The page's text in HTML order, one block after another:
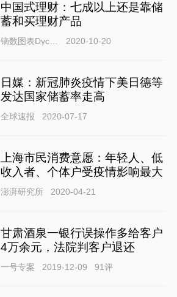
中国式理财：七成以上还是靠储
蓄和买理财产品
镝数图表Dycharts 2020-10-20
日媒：新冠肺炎疫情下美日德等
发达国家储蓄率走高
全球速报 2020-07-17
上海市民消费意愿：年轻人、低
收入者、个体户受疫情影响最大
澎湃研究所 2020-04-21
甘肃酒泉一银行误操作多给客户
4万余元，法院判客户退还
一号专案 2019-12-09 91评